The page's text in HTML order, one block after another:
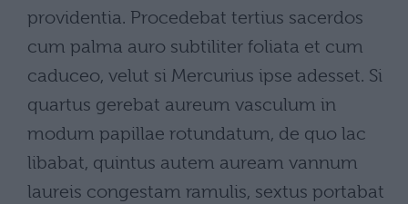
providentia. Procedebat tertius sacerdos
cum palma auro subtiliter foliata et cum
caduceo, velut si Mercurius ipse adesset. Si
quartus gerebat aureum vasculum in
modum papillae rotundatum, de quo lac
libabat, quintus autem auream vannum
laureis congestam ramulis, sextus portabat